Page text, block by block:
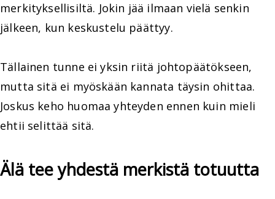
merkityksellisiltä. Jokin jää ilmaan vielä senkin
jälkeen, kun keskustelu päättyy.
Tällainen tunne ei yksin riitä johtopäätökseen,
mutta sitä ei myöskään kannata täysin ohittaa.
Joskus keho huomaa yhteyden ennen kuin mieli
ehtii selittää sitä.
Älä tee yhdestä merkistä totuutta